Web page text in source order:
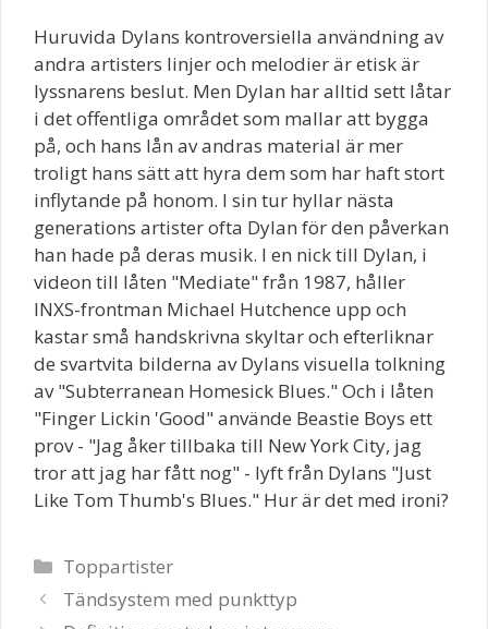
Huruvida Dylans kontroversiella användning av
andra artisters linjer och melodier är etisk är
lyssnarens beslut. Men Dylan har alltid sett låtar
i det offentliga området som mallar att bygga
på, och hans lån av andras material är mer
troligt hans sätt att hyra dem som har haft stort
inflytande på honom. I sin tur hyllar nästa
generations artister ofta Dylan för den påverkan
han hade på deras musik. I en nick till Dylan, i
videon till låten "Mediate" från 1987, håller
INXS-frontman Michael Hutchence upp och
kastar små handskrivna skyltar och efterliknar
de svartvita bilderna av Dylans visuella tolkning
av "Subterranean Homesick Blues." Och i låten
"Finger Lickin 'Good" använde Beastie Boys ett
prov - "Jag åker tillbaka till New York City, jag
tror att jag har fått nog" - lyft från Dylans "Just
Like Tom Thumb's Blues." Hur är det med ironi?
Kategorier
Toppartister
Inläggsnavigering
Tändsystem med punkttyp